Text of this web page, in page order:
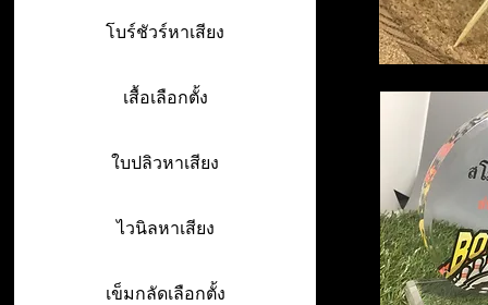
โบร์ชัวร์หาเสียง
เสื้อเลือกตั้ง
ใบปลิวหาเสียง
ไวนิลหาเสียง
เข็มกลัดเลือกตั้ง